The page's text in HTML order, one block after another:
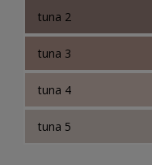
tuna 2
tuna 3
tuna 4
tuna 5